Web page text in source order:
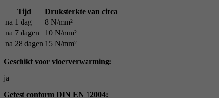
Tijd
Druksterkte van circa
na 1 dag
8 N/mm²
na 7 dagen
10 N/mm²
na 28 dagen 15 N/mm²
Geschikt voor vloerverwarming:
ja
Getest conform DIN EN 12004: